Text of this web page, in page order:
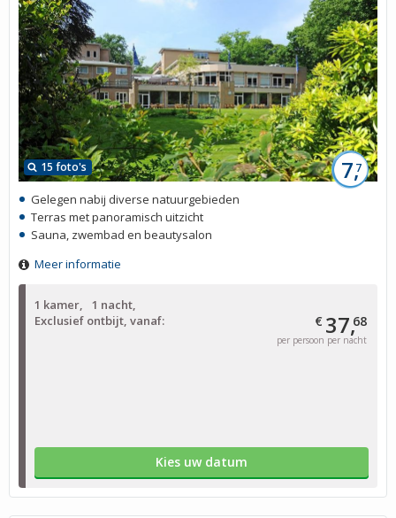
1 kamer
1 nacht
Exclusief ontbijt, vanaf:
€ 37,68
per persoon per nacht
Kies uw datum
15 foto's 7,7
Gelegen nabij diverse natuurgebieden
Terras met panoramisch uitzicht
Sauna, zwembad en beautysalon
Meer informatie